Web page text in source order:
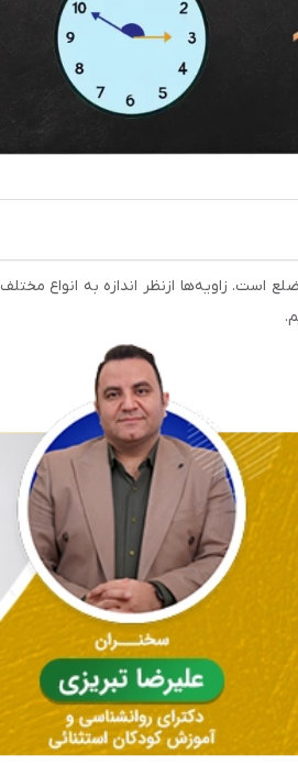
زاویه‌ها ازنظر اندازه به انواع مختلف